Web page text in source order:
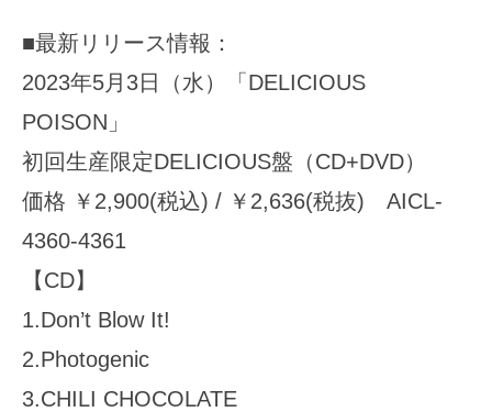
■最新リリース情報：
2023年5月3日（水）「DELICIOUS
POISON」
初回生産限定DELICIOUS盤（CD+DVD）
価格 ￥2,900(税込) / ￥2,636(税抜) AICL-
4360-4361
【CD】
1.Don’t Blow It!
2.Photogenic
3.CHILI CHOCOLATE